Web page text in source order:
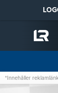
LOGGA IN
STATISTIK
*Innehåller